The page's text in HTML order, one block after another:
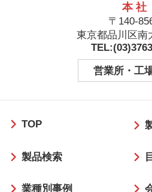
本 社
〒140-
東京都品川区南
営業所・工
ッ
ー
TOP
製品検索
業種別事例